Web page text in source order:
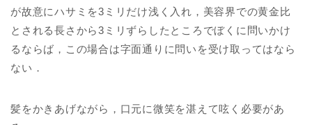
が故意にハサミを3ミリだけ浅く入れ，美容界での黄金比
とされる長さから3ミリずらしたところでぼくに問いかけ
るならば，この場合は字面通りに問いを受け取ってはなら
ない．
髪をかきあげながら，口元に微笑を湛えて呟く必要があ